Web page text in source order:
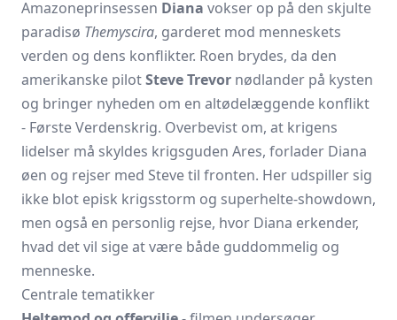
Amazoneprinsessen Diana vokser op på den skjulte
paradisø Themyscira, garderet mod menneskets
verden og dens konflikter. Roen brydes, da den
amerikanske pilotSteve Trevor nødlander på kysten
og bringer nyheden om en altødelæggende konflikt
- Første Verdenskrig. Overbevist om, at krigens
lidelser må skyldes krigsguden Ares, forlader Diana
øen og rejser med Steve til fronten. Her udspiller sig
ikke blot episk krigsstorm og superhelte-showdown,
men også en personlig rejse, hvor Diana erkender,
hvad det vil sige at være både guddommelig og
menneske.
Centrale tematikker